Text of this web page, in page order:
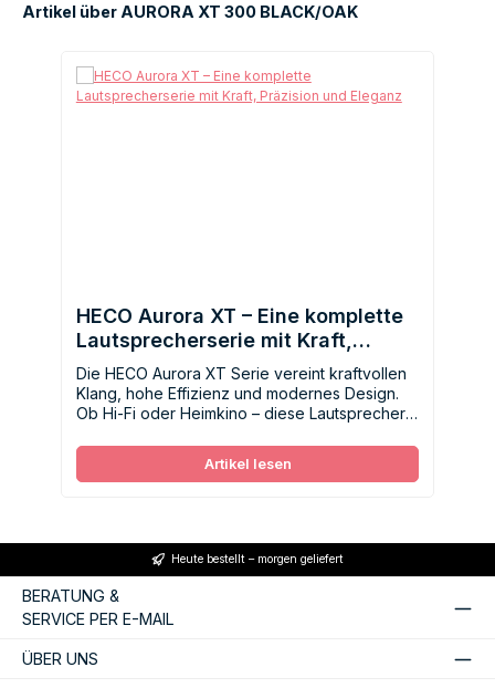
Artikel über AURORA XT 300 BLACK/OAK
HECO Aurora XT – Eine komplette
Lautsprecherserie mit Kraft,
Präzision und Eleganz
Die HECO Aurora XT Serie vereint kraftvollen
Klang, hohe Effizienz und modernes Design.
Ob Hi‑Fi oder Heimkino – diese Lautsprecher
anspruchsvolle Hörumgebungen.
Artikel lesen
Heute bestellt – morgen geliefert
BERATUNG &
SERVICE PER E-MAIL
ÜBER UNS